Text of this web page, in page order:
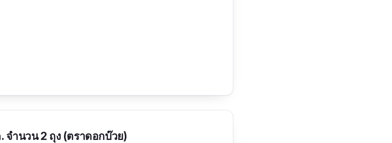
จำนวน 2 ถุง (ตราดอกบ๊วย)